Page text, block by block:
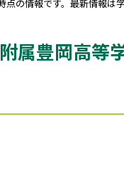
の情報です。最新情報は
属豊岡高等